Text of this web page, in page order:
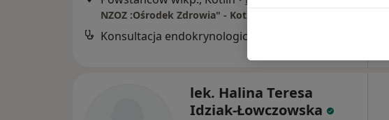
NZOZ :Ośrodek Zdrowia" - Kotlin
Konsultacja endokrynologiczna dzieci
lek. Halina Teresa
Idziak-Łowczowska